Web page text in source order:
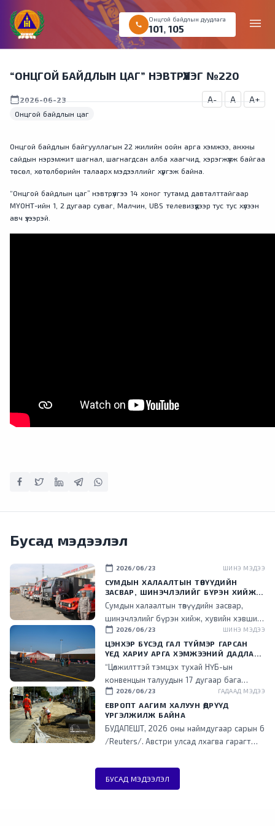
menu
call
Онцгой байдлын дуудлага
101 ,105
“ОНЦГОЙ БАЙДЛЫН ЦАГ” НЭВТРҮҮЛЭГ №220
calendar_today2026-06-23
Онцгой байдлын цаг
A- A A+
Онцгой байдлын байгууллагын 22 жилийн оойн арга хэмжээ, анхны
сайдын нэрэмжит шагнал, шагнагдсан алба хаагчид, хэрэгжүүлж байгаа
төсөл, хөтөлбөрийн талаарх мэдээллийг хүргэж байна.
“Онцгой байдлын цаг” нэвтрүүлгээ 14 хоног тутамд давталттайгаар
МҮОНТ-ийн 1, 2 дугаар суваг, Малчин, UBS телевизүүдээр тус тус хүлээн
авч үзээрэй.
Бусад мэдээлэл
calendar_today 2026/06/23 ШИНЭ МЭДЭЭ
СУМДЫН ХАЛААЛТЫН ТӨВҮҮДИЙН
ЗАСВАР, ШИНЭЧЛЭЛИЙГ БҮРЭН ХИЙЖ,
ХУВИЙН ХЭВШИЛ РҮҮ МЕНЕЖМЕНТИЙГ
НЬ ШИЛЖҮҮЛСЭН ГЭДГИЙГ ОНЦОЛЛОО
Сумдын халаалтын төвүүдийн засвар,
шинэчлэлийг бүрэн хийж, хувийн хэвшил
рүү менежментийг нь шилжүүлснээр
төрийн ачаалал буурч, эдийн засгийн үр
ашигтай ажиллаж эхэлсэн гэдгийг энэ
үеэр танилцууллаа.
calendar_today 2026/06/23 ШИНЭ МЭДЭЭ
ЦЭНХЭР БҮСЭД ГАЛ ТҮЙМЭР ГАРСАН
ҮЕД ХАРИУ АРГА ХЭМЖЭЭНИЙ ДАДЛАГА
СУРГУУЛИЙГ ЗОХИОН БАЙГУУЛЛАА
“Цөлжилттэй тэмцэх тухай НҮБ-ын
конвенцын талуудын 17 дугаар бага
хурал (COP17) зохион байгуулах цэнхэр
бүсэд гал түймэр гарсан үед хариу арга
хэмжээ зохион байгуулах дадлага,
сургуулийг зохион байгууллаа.
calendar_today 2026/06/23 ГАДААД МЭДЭЭ
ЕВРОПТ ААГИМ ХАЛУУН ӨДРҮҮД
ҮРГЭЛЖИЛЖ БАЙНА
БУДАПЕШТ, 2026 оны наймдугаар сарын 6
/Reuters/. Австри улсад лхагва гарагт
халжээ. Түүнчлэн аагим халуун, ган
гачгийн улмаас төв болон өмнөд Европт
ихээхэн хүндрэл үүсэж, Унгар улсад
БУСАД МЭДЭЭЛЭЛ